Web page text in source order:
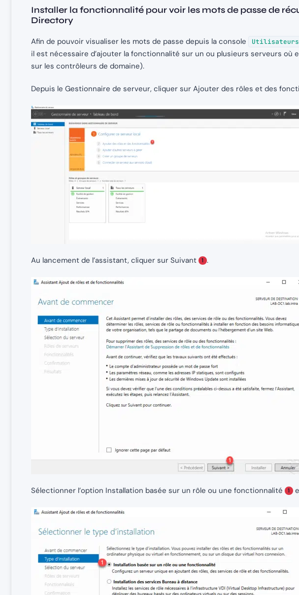
Installer la fonctionnalité pour voir les mots de passe de
Directory
Afin de pouvoir visualiser les mots de passe depuis la console
il est nécessaire d’ajouter la fonctionnalité sur un ou plusieurs serveurs où
sur les contrôleurs de domaine).
Depuis le Gestionnaire de serveur, cliquer sur Ajouter des rôles et des
Au lancement de l’assistant, cliquer sur Suivant 1 .
Sélectionner l’option Installation basée sur un rôle ou une fonctionnalité 1